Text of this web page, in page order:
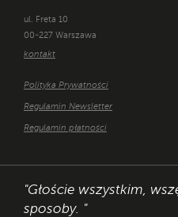
ul. Freta 10
00-227 Warszawa
kontakt
Polityka Prywatności
Regulamin Newsletter
Regulamin płatności
"Głoście wszystkim,
sposoby. "